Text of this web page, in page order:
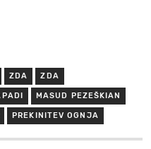
ZDA ZDA
MASUD PEZEŠKIAN
PREKINITEV OGNJA